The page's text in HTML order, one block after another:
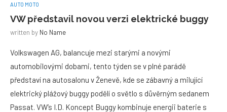
AUTO MOTO
VW představil novou verzi elektrické buggy
written by No Name
Volkswagen AG, balancuje mezi starými a novými
automobilovými dobami, tento týden se v plné parádě
představí na autosalonu v Ženevě, kde se zábavný a milující
elektrický plážový buggy podělí o světlo s důvěrným sedanem
Passat. VW’s I.D. Koncept Buggy kombinuje energii baterie s